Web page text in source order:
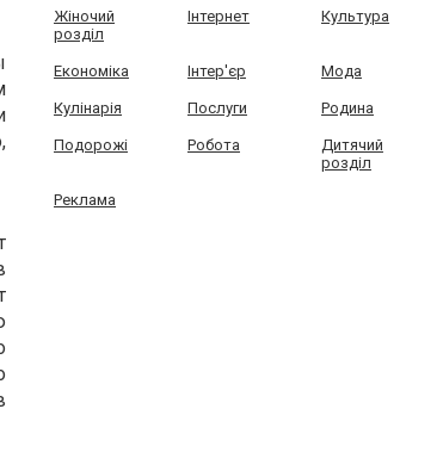
Жіночий
розділ
Інтернет Культура
Економіка Інтер'єр Мода
Кулінарія Послуги Родина
Подорожі Робота
Дитячий
розділ
Реклама